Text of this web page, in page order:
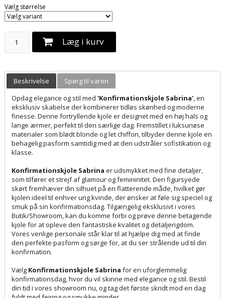
Vælg størrelse
Læg i kurv
Beskrivelse
Spørg til varen
Opdag elegance og stil med 'Konfirmationskjole Sabrina', en
eksklusiv skabelse der kombinerer tidløs skønhed og moderne
finesse. Denne fortryllende kjole er designet med en høj hals og
lange ærmer, perfekt til den særlige dag. Fremstillet i luksuriøse
materialer som blødt blonde og let chiffon, tilbyder denne kjole en
behagelig pasform samtidig med at den udstråler sofistikation og
klasse.
Konfirmationskjole Sabrina er udsmykket med fine detaljer,
som tilfører et strejf af glamour og femininitet. Den figursyede
skørt fremhæver din silhuet på en flatterende måde, hvilket gør
kjolen ideel til enhver ung kvinde, der ønsker at føle sig speciel og
smuk på sin konfirmationsdag. Tilgængelig eksklusivt i vores
Butik/Showroom, kan du komme forbi og prøve denne betagende
kjole for at opleve den fantastiske kvalitet og detaljerigdom.
Vores venlige personale står klar til at hjælpe dig med at finde
den perfekte pasform og sørge for, at du ser strålende ud til din
konfirmation.
Vælg Konfirmationskjole Sabrina for en uforglemmelig
konfirmationsdag, hvor du vil skinne med elegance og stil. Bestil
din tid i vores showroom nu, og tag det første skridt mod en dag